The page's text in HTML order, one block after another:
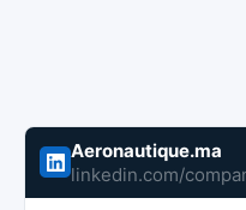
Aeronautique.ma
linkedin.com/